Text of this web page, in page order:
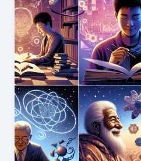
잡
는
꿈,
새
로
운
도
전
하
는
꿈,